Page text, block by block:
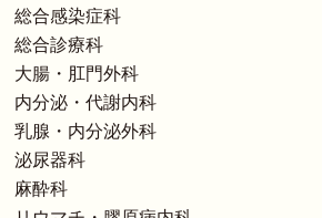
総合感染症科
総合診療科
大腸・肛門外科
内分泌・代謝内科
乳腺・内分泌外科
泌尿器科
麻酔科